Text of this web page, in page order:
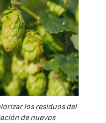
los residuos del
de nuevos